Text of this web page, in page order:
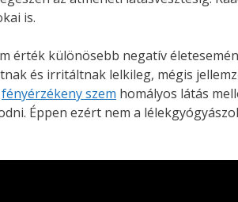
is.
érték különösebb negatív
és irritáltnak lelkileg, mégis
fényérzékeny szem homályos látás
Éppen ezért nem a